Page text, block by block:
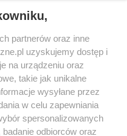
partnerów oraz inne
uzyskujemy dostęp i
na urządzeniu oraz
takie jak unikalne
wysyłane przez
w celu zapewniania
spersonalizowanych
odbiorców oraz